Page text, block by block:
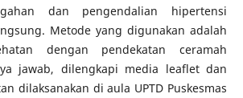
dan pengendalian hipertensi
Metode yang digunakan adalah
dengan pendekatan ceramah
jawab, dilengkapi media leaflet dan
dilaksanakan di aula UPTD Puskesmas